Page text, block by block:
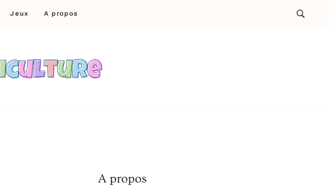
Jeux A propos
A propos